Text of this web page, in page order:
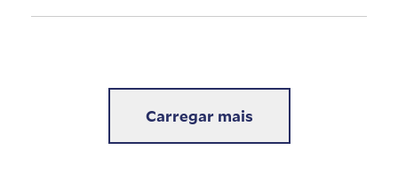
Carregar mais